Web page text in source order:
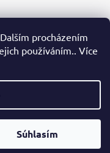
procházením
používáním.. Více
Súhlasím
práva vyhradené.